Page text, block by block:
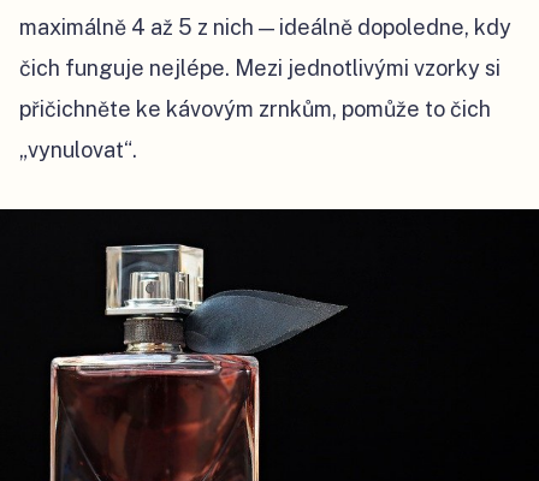
maximálně 4 až 5 z nich — ideálně dopoledne, kdy
čich funguje nejlépe. Mezi jednotlivými vzorky si
přičichněte ke kávovým zrnkům, pomůže to čich
„vynulovat“.